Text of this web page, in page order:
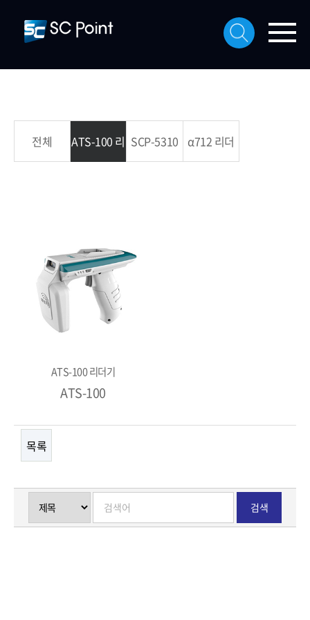
전체 ATS-100 리 SCP-5310 α712 리더
ATS-100 리더기
ATS-100
목록